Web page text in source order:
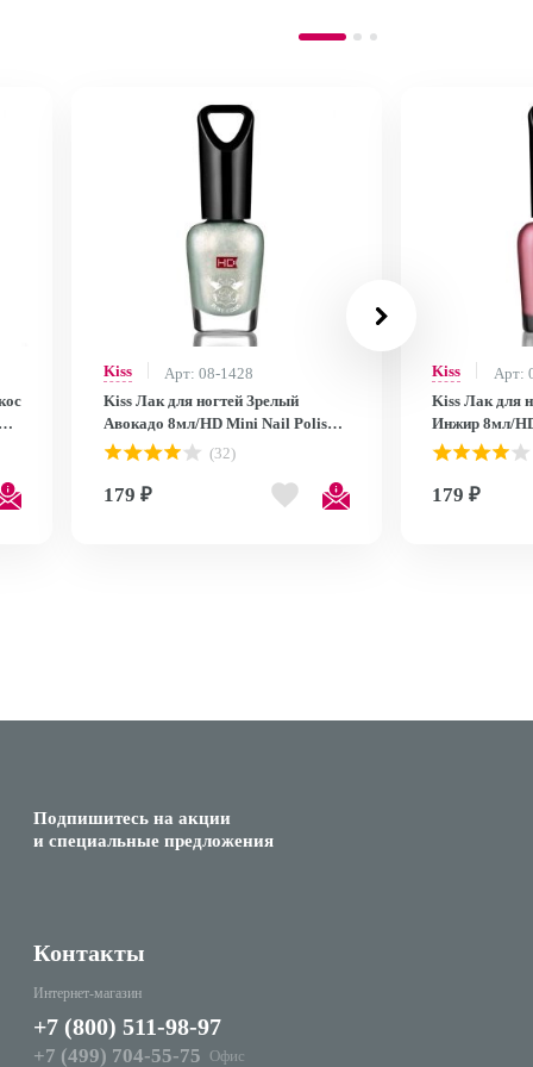
Kiss
Арт: 08-1428
Kiss Лак для ногтей Зрелый
Авокадо 8мл/HD Mini Nail Polish
MNP25
(32)
179 ₽
Kiss
Арт:
Kiss Лак для
Инжир 8мл/
MNP24
179 ₽
Подпишитесь на акции
и специальные предложения
Контакты
Интернет-магазин
+7 (800) 511-98-97
+7 (499) 704-55-75 Офис